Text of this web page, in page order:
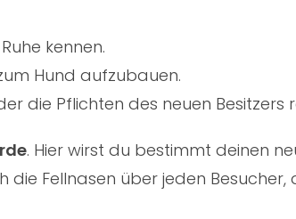
kennen.
Hund aufzubauen.
die Pflichten des neuen Besitzers
. Hier wirst du bestimmt deinen
Fellnasen über jeden Besucher,